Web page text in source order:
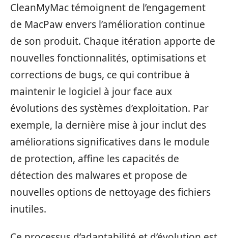
CleanMyMac témoignent de l’engagement
de MacPaw envers l’amélioration continue
de son produit. Chaque itération apporte de
nouvelles fonctionnalités, optimisations et
corrections de bugs, ce qui contribue à
maintenir le logiciel à jour face aux
évolutions des systèmes d’exploitation. Par
exemple, la dernière mise à jour inclut des
améliorations significatives dans le module
de protection, affine les capacités de
détection des malwares et propose de
nouvelles options de nettoyage des fichiers
inutiles.